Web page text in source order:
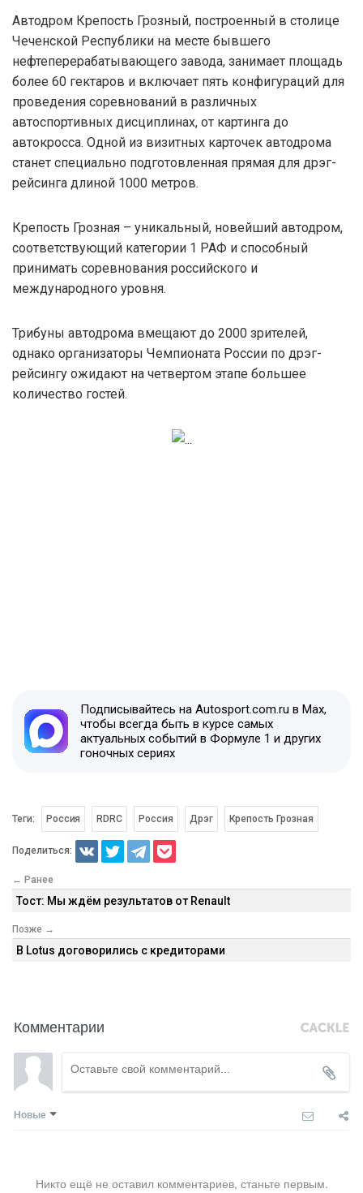
Автодром Крепость Грозный, построенный в столице
Чеченской Республики на месте бывшего
нефтеперерабатывающего завода, занимает площадь
более 60 гектаров и включает пять конфигураций для
проведения соревнований в различных
автоспортивных дисциплинах, от картинга до
автокросса. Одной из визитных карточек автодрома
станет специально подготовленная прямая для дрэг-
рейсинга длиной 1000 метров.
Крепость Грозная – уникальный, новейший автодром,
соответствующий категории 1 РАФ и способный
принимать соревнования российского и
международного уровня.
Трибуны автодрома вмещают до 2000 зрителей,
однако организаторы Чемпионата России по дрэг-
рейсингу ожидают на четвертом этапе большее
количество гостей.
Подписывайтесь на Autosport.com.ru в Max,
чтобы всегда быть в курсе самых
актуальных событий в Формуле 1 и других
гоночных сериях
Теги: Россия RDRC Россия Дрэг Крепость Грозная
Поделиться:
← Ранее
Тост: Мы ждём результатов от Renault
Позже →
В Lotus договорились с кредиторами
Комментарии
Новые
Никто ещё не оставил комментариев, станьте первым.